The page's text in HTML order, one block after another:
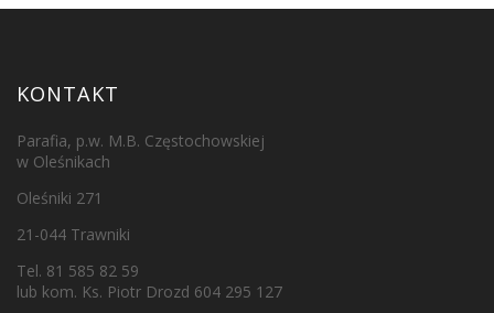
KONTAKT
Parafia, p.w. M.B. Częstochowskiej
w Oleśnikach
Oleśniki 271
21-044 Trawniki
Tel. 81 585 82 59
lub kom. Ks. Piotr Drozd 604 295 127